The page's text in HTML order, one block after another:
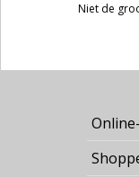
Niet de